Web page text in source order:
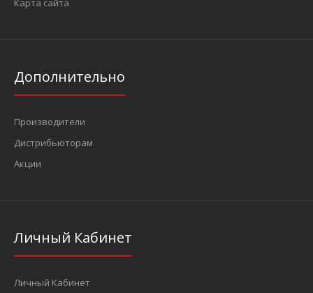
Карта сайта
Дополнительно
Производители
Дистрибьюторам
Акции
Личный Кабинет
Личный Кабинет